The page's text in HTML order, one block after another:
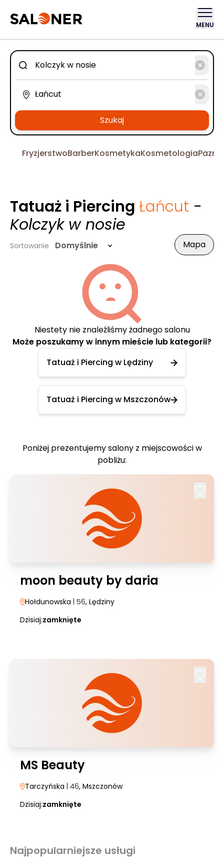
MENU
Szukaj
FryzjerstwoBarberKosmetykaKosmetologia
Tatuaż i Piercing Łańcut -
Kolczyk w nosie
Sortowanie Domyślnie Mapa
Niestety nie znaleźliśmy żadnego salonu
Może poszukamy w innym mieście lub kategorii?
Tatuaż i Piercing w Lędziny
Tatuaż i Piercing w Mszczonów
Poniżej prezentujemy salony z miejscowości w
pobliżu:
moon beauty by daria
Hołdunowska | 56, Lędziny
Dzisiaj:zamknięte
MS Beauty
Tarczyńska | 46, Mszczonów
Dzisiaj:zamknięte
Najpopularniejsze usługi